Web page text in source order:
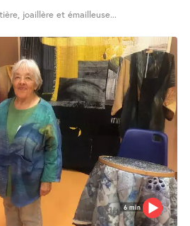
joaillère et émailleuse...
6 min